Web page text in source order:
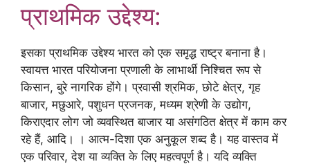
प्राथमिक उद्देश्य:
इसका प्राथमिक उद्देश्य भारत को एक समृद्ध राष्ट्र बनाना है।
स्वायत्त भारत परियोजना प्रणाली के लाभार्थी निश्चित रूप से
किसान, बुरे नागरिक होंगे। प्रवासी श्रमिक, छोटे क्षेत्र, गृह
बाजार, मछुआरे, पशुधन प्रजनक, मध्यम श्रेणी के उद्योग,
किराएदार लोग जो व्यवस्थित बाजार या असंगठित क्षेत्र में काम कर
रहे हैं, आदि। । आत्म-दिशा एक अनुकूल शब्द है। यह वास्तव में
एक परिवार, देश या व्यक्ति के लिए महत्वपूर्ण है। यदि व्यक्ति